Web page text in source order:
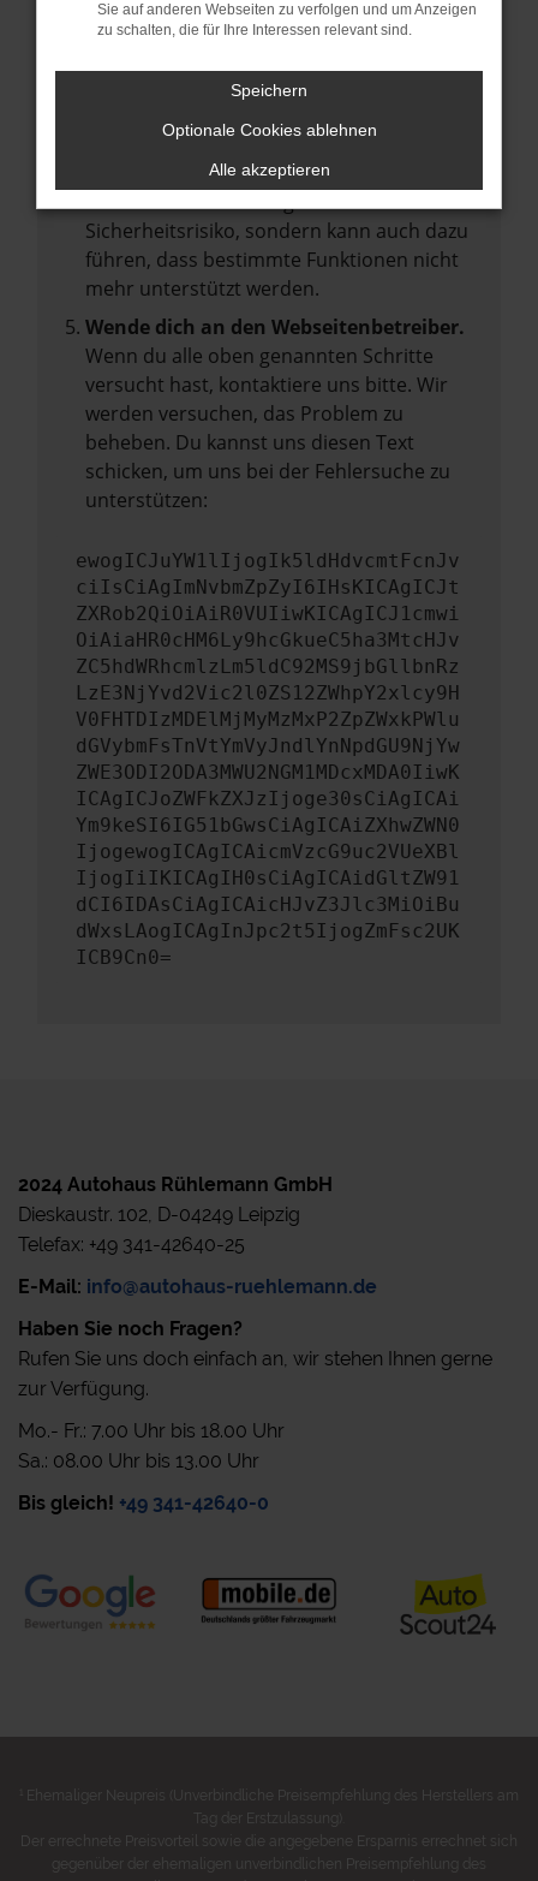
Starte dein Gerät neu.
vorübergehende Probleme zu beheben.
Betriebssystem auf dem neuesten Stand
Veraltete Software birgt nicht nur ein
Sicherheitsrisiko, sondern kann auch dazu
führen, dass bestimmte Funktionen nicht
mehr unterstützt werden.
Wende dich an den Webseitenbetreiber.
Wenn du alle oben genannten Schritte
versucht hast, kontaktiere uns bitte. Wir
werden versuchen, das Problem zu
beheben. Du kannst uns diesen Text
schicken, um uns bei der Fehlersuche zu
unterstützen:
ewogICJuYW1lIjogIk5ldHdvcmtFcnJv
ciIsCiAgImNvbmZpZyI6IHsKICAgICJt
ZXRob2QiOiAiR0VUIiwKICAgICJ1cmwi
OiAiaHR0cHM6Ly9hcGkueC5ha3MtcHJv
ZC5hdWRhcmlzLm5ldC92MS9jbGllbnRz
LzE3NjYvd2Vic2l0ZS12ZWhpY2xlcy9H
V0FHTDIzMDElMjMyMzMxP2ZpZWxkPWlu
dGVybmFsTnVtYmVyJndlYnNpdGU9NjYw
ZWE3ODI2ODA3MWU2NGM1MDcxMDA0IiwK
ICAgICJoZWFkZXJzIjoge30sCiAgICAi
Ym9keSI6IG51bGwsCiAgICAiZXhwZWN0
IjogewogICAgICAicmVzcG9uc2VUeXBl
IjogIiIKICAgIH0sCiAgICAidGltZW91
dCI6IDAsCiAgICAicHJvZ3Jlc3MiOiBu
dWxsLAogICAgInJpc2t5IjogZmFsc2UK
ICB9Cn0=
2024 Autohaus Rühlemann GmbH
Dieskaustr. 102, D-04249 Leipzig
Telefax: +49 341-42640-25
E-Mail: info@autohaus-ruehlemann.de
Haben Sie noch Fragen?
Rufen Sie uns doch einfach an, wir stehen Ihnen gerne
zur Verfügung.
Mo.- Fr.: 7.00 Uhr bis 18.00 Uhr
Sa.: 08.00 Uhr bis 13.00 Uhr
Bis gleich! +49 341-42640-0
Ehemaliger Neupreis (Unverbindliche Preisempfehlung des Herstellers am
Tag der Erstzulassung).
Der errechnete Preisvorteil sowie die angegebene Ersparnis errechnet sich
gegenüber der ehemaligen unverbindlichen Preisempfehlung des
Sie auf anderen Webseiten zu verfolgen und um Anzeigen
zu schalten, die für Ihre Interessen relevant sind.
Speichern
Optionale Cookies ablehnen
Alle akzeptieren